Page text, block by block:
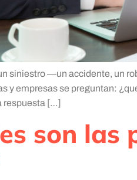
siniestro —un accidente, un
y empresas se preguntan:
respuesta […]
son las